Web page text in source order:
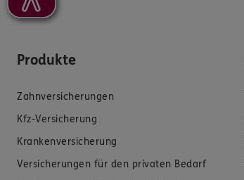
Produkte
Zahnversicherungen
Kfz-Versicherung
Krankenversicherung
Versicherungen für den privaten Bedarf